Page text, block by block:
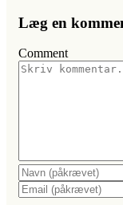
Læg en
Comment